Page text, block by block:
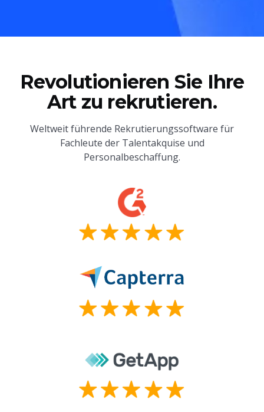
Revolutionieren Sie Ihre
Art zu rekrutieren.
Weltweit führende Rekrutierungssoftware für
Fachleute der Talentakquise und
Personalbeschaffung.